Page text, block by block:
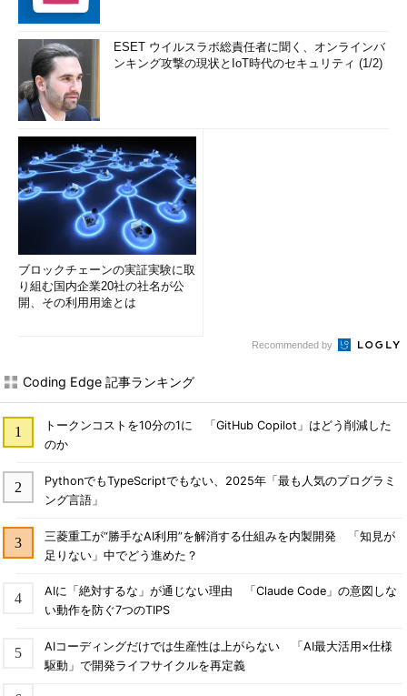
ESET ウイルスラボ総責任者に聞く、オンラインバ
ンキング攻撃の現状とIoT時代のセキュリティ (1/2)
ブロックチェーンの実証実験に取
り組む国内企業20社の社名が公
開、その利用用途とは
Recommended by
Coding Edge 記事ランキング
トークンコストを10分の1に 「GitHub Copilot」はどう削減した
のか
PythonでもTypeScriptでもない、2025年「最も人気のプログラミ
ング言語」
三菱重工が“勝手なAI利用”を解消する仕組みを内製開発 「知見が
足りない」中でどう進めた？
AIに「絶対するな」が通じない理由 「Claude Code」の意図しな
い動作を防ぐ7つのTIPS
AIコーディングだけでは生産性は上がらない 「AI最大活用×仕様
駆動」で開発ライフサイクルを再定義